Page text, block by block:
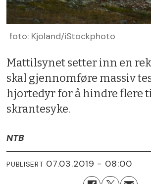
foto: Kjoland/iStockphoto
Mattilsynet setter inn en
skal gjennomføre massiv
hjortedyr for å hindre flere
skrantesyke.
NTB
PUBLISERT 07.03.2019 - 08:00